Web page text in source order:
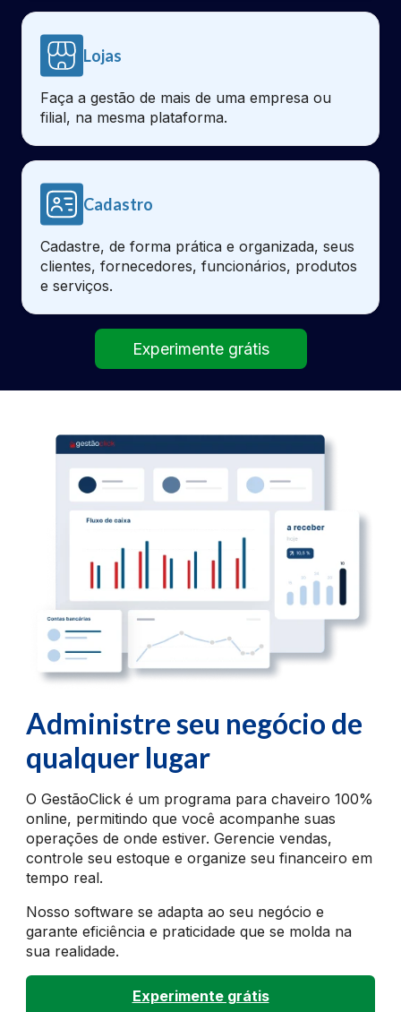
Lojas
Faça a gestão de mais de uma empresa ou
filial, na mesma plataforma.
Cadastro
Cadastre, de forma prática e organizada, seus
clientes, fornecedores, funcionários, produtos
e serviços.
Experimente grátis
Administre seu negócio de
qualquer lugar
O GestãoClick é um programa para chaveiro 100%
online, permitindo que você acompanhe suas
operações de onde estiver. Gerencie vendas,
controle seu estoque e organize seu financeiro em
tempo real.
Nosso software se adapta ao seu negócio e
garante eficiência e praticidade que se molda na
sua realidade.
Experimente grátis